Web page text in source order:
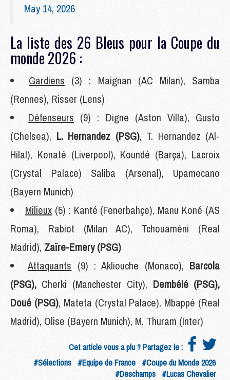
May 14, 2026
La liste des 26 Bleus pour la Coupe du
monde 2026 :
Gardiens (3) : Maignan (AC Milan), Samba
(Rennes), Risser (Lens)
Défenseurs (9) : Digne (Aston Villa), Gusto
(Chelsea), L. Hernandez (PSG), T. Hernandez (Al-
Hilal), Konaté (Liverpool), Koundé (Barça), Lacroix
(Crystal Palace) Saliba (Arsenal), Upamecano
(Bayern Munich)
Milieux(5) : Kanté (Fenerbahçe), Manu Koné (AS
Roma), Rabiot (Milan AC), Tchouaméni (Real
Madrid), Zaïre-Emery (PSG)
Attaquants (9) : Akliouche (Monaco), Barcola
(PSG), Cherki (Manchester City), Dembélé (PSG),
Doué (PSG), Mateta (Crystal Palace), Mbappé (Real
Madrid), Olise (Bayern Munich), M. Thuram (Inter)
Cet article vous a plu ? Partagez le :
#Sélections #Equipe de France #Coupe du Monde 2026
#Deschamps #Lucas Chevalier